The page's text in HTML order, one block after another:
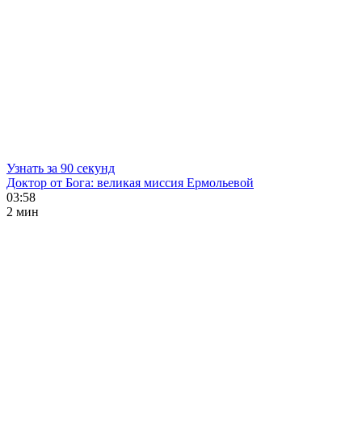
Узнать за 90 секунд
Доктор от Бога: великая миссия Ермольевой
03:58
2 мин